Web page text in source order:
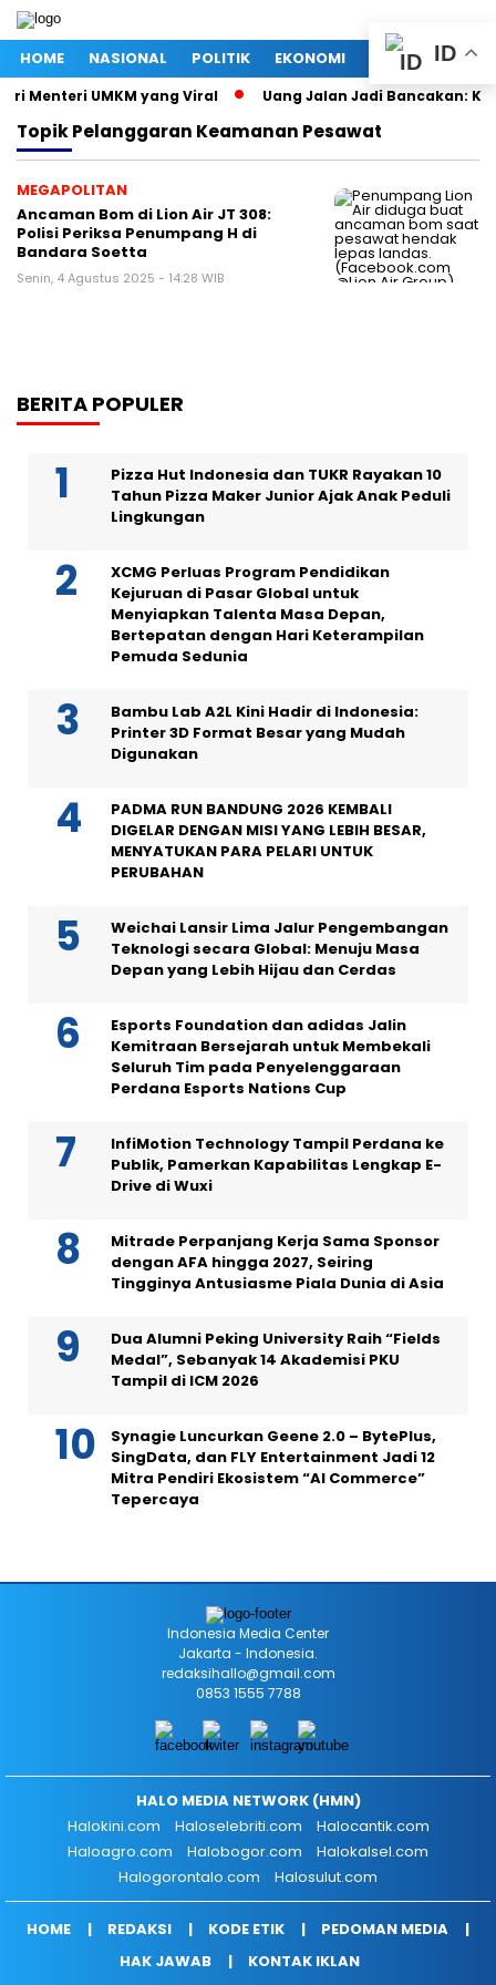
HOME NASIONAL POLITIK EKONOMI MEGAPOLITAN
Menteri UMKM yang Viral Uang Jalan Jadi Bancakan:
TopikPelanggaran Keamanan Pesawat
MEGAPOLITAN
Ancaman Bom di Lion Air JT 308:
Polisi Periksa Penumpang H di
Bandara Soetta
Senin, 4 Agustus 2025 - 14:28 WIB
BERITA POPULER
Pizza Hut Indonesia dan TUKR Rayakan 10
Tahun Pizza Maker Junior Ajak Anak Peduli
Lingkungan
XCMG Perluas Program Pendidikan
Kejuruan di Pasar Global untuk
Menyiapkan Talenta Masa Depan,
Bertepatan dengan Hari Keterampilan
Pemuda Sedunia
Bambu Lab A2L Kini Hadir di Indonesia:
Printer 3D Format Besar yang Mudah
Digunakan
PADMA RUN BANDUNG 2026 KEMBALI
DIGELAR DENGAN MISI YANG LEBIH BESAR,
MENYATUKAN PARA PELARI UNTUK
PERUBAHAN
Weichai Lansir Lima Jalur Pengembangan
Teknologi secara Global: Menuju Masa
Depan yang Lebih Hijau dan Cerdas
Esports Foundation dan adidas Jalin
Kemitraan Bersejarah untuk Membekali
Seluruh Tim pada Penyelenggaraan
Perdana Esports Nations Cup
InfiMotion Technology Tampil Perdana ke
Publik, Pamerkan Kapabilitas Lengkap E-
Drive di Wuxi
Mitrade Perpanjang Kerja Sama Sponsor
dengan AFA hingga 2027, Seiring
Tingginya Antusiasme Piala Dunia di Asia
Dua Alumni Peking University Raih “Fields
Medal”, Sebanyak 14 Akademisi PKU
Tampil di ICM 2026
Synagie Luncurkan Geene 2.0 – BytePlus,
SingData, dan FLY Entertainment Jadi 12
Mitra Pendiri Ekosistem “AI Commerce”
Tepercaya
ID
Indonesia Media Center
Jakarta - Indonesia.
redaksihallo@gmail.com
0853 1555 7788
HALO MEDIA NETWORK (HMN)
Halokini.com
Haloselebriti.com
Halocantik.com
Haloagro.com
Halobogor.com
Halokalsel.com
Halogorontalo.com
Halosulut.com
HOME REDAKSI KODE ETIK
PEDOMAN MEDIA
HAK JAWAB
KONTAK IKLAN